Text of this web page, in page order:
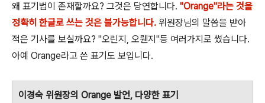
왜 표기법이 존재할까요? 그것은 당연합니다. "Orange"라는 것을
정확히 한글로 쓰는 것은 불가능합니다. 위원장님의 말씀을 받아
적은 기사를 보실까요? "오린지, 오뤤지"등 여러가지로 썼습니다.
아예 Orange라고 쓴 표기도 보입니다.
이경숙 위원장의 Orange 발언, 다양한 표기